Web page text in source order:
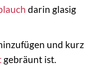
darin glasig
und kurz
gebräunt ist.